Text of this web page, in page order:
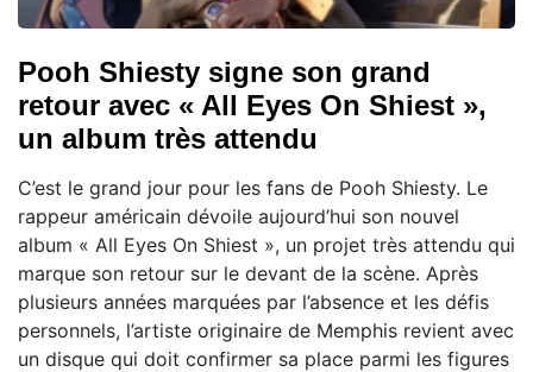
Pooh Shiesty signe son grand
retour avec « All Eyes On Shiest »,
un album très attendu
C’est le grand jour pour les fans de Pooh Shiesty. Le
rappeur américain dévoile aujourd’hui son nouvel
album « All Eyes On Shiest », un projet très attendu qui
marque son retour sur le devant de la scène. Après
plusieurs années marquées par l’absence et les défis
personnels, l’artiste originaire de Memphis revient avec
un disque qui doit confirmer sa place parmi les figures